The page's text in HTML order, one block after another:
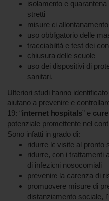
isolamento e
stretti
misure di
uso obbligatorio delle
tracciabilità e test dei
chiusura delle scuole
uso dei dispositivi di
sanitari.
Ulteriori studi hanno identificato
aiutano a prevenire e
19: “internet hospitals” e
potenziale promettente nel
Sono infatti in grado di:
ridurre le visite al pronto
ridurre, con i trattamenti
di infezioni nosocomiali
prevenire la carenza di
promuovere misure di
distanziamento sociale,